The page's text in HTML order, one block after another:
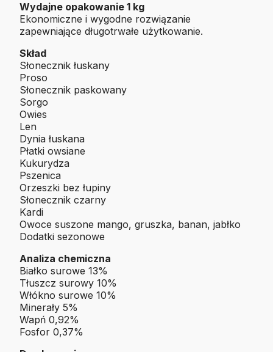
Wydajne opakowanie 1 kg
Ekonomiczne i wygodne rozwiązanie
zapewniające długotrwałe użytkowanie.
Skład
Słonecznik łuskany
Proso
Słonecznik paskowany
Sorgo
Owies
Len
Dynia łuskana
Płatki owsiane
Kukurydza
Pszenica
Orzeszki bez łupiny
Słonecznik czarny
Kardi
Owoce suszone mango, gruszka, banan, jabłko
Dodatki sezonowe
Analiza chemiczna
Białko surowe 13%
Tłuszcz surowy 10%
Włókno surowe 10%
Minerały 5%
Wapń 0,92%
Fosfor 0,37%